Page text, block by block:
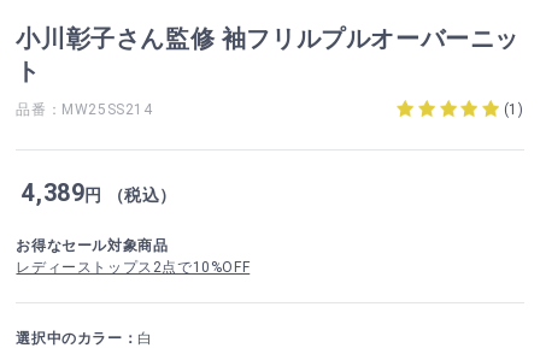
小川彰子さん監修 袖フリルプルオーバーニッ
ト
品番：MW25SS214 (1 )
4,389円 （税込）
お得なセール対象商品
レディーストップス2点で10%OFF
選択中のカラー： 白